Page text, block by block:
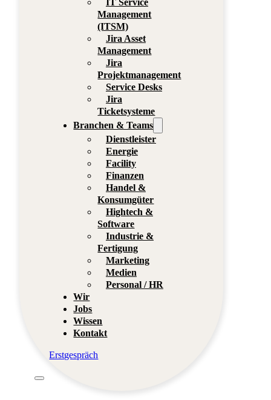
IT Service
Management
(ITSM)
Jira Asset
Management
Jira
Projektmanagement
Service Desks
Jira
Ticketsysteme
Branchen & Teams
Dienstleister
Energie
Facility
Finanzen
Handel &
Konsumgüter
Hightech &
Software
Industrie &
Fertigung
Marketing
Medien
Personal / HR
Wir
Jobs
Wissen
Kontakt
Erstgespräch